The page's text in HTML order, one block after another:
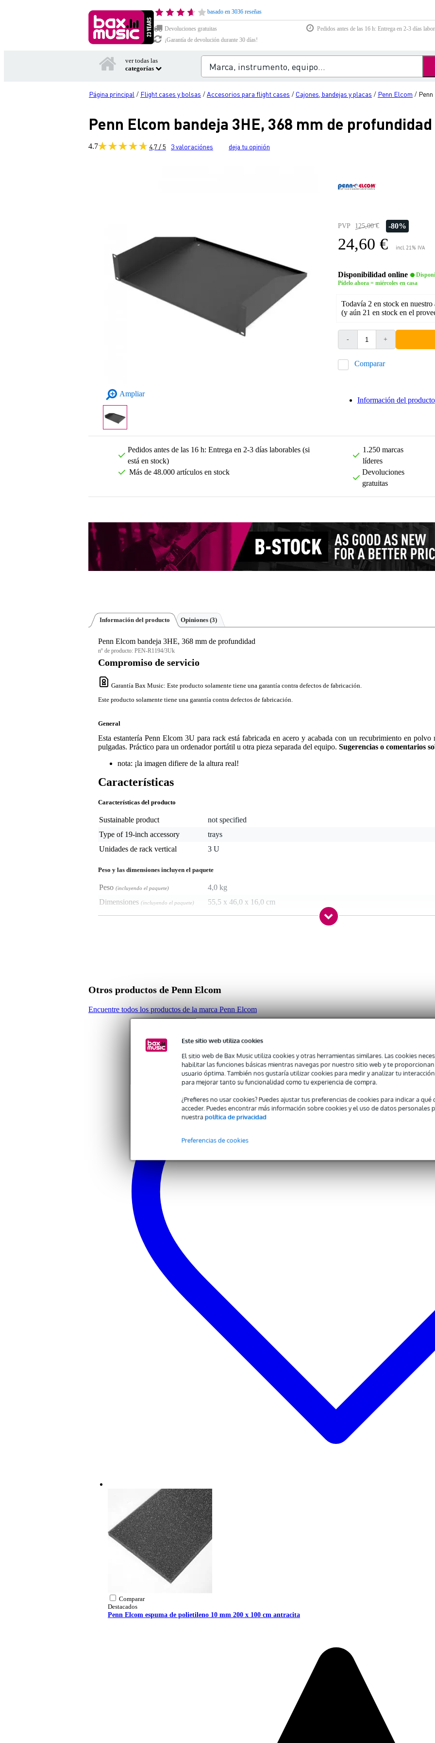
Este sitio web utiliza cookies
El sitio web de Bax Music utiliza cookies y otras herramientas similares. Las cookies
habilitar las funciones básicas mientras navegas por nuestro sitio web y te
usuario óptima. También nos gustaría utilizar cookies para medir y analizar tu
para mejorar tanto su funcionalidad como tu experiencia de compra.
¿Prefieres no usar cookies? Puedes ajustar tus preferencias de cookies para indicar a
acceder. Puedes encontrar más información sobre cookies y el uso de datos personales
nuestra política de privacidad
Preferencias de cookies
basado en 3036 reseñas
Devoluciones gratuitas
Pedidos antes de las 16 h: Entrega en 2-3 días
¡Garantía de devolución durante 30 días!
ver todas las
categorías
Página principal / Flight cases y bolsas /Accesorios para flight cases / Cajones, bandejas y placas / Penn Elcom /
Penn Elcom bandeja 3HE, 368 mm de profundidad
4.7 4,7 / 5 3valoraciónes deja tu opinión
Ampliar
PVP 125,00 € -80%
24,60 € incl. 21% IVA
Disponibilidad online
Pídelo ahora = miércoles en casa
Todavía 2 en stock en nuestro
(y aún 21 en stock en el
- +
Comparar
Información del producto
Pedidos antes de las 16 h: Entrega en 2-3 días laborables (si
está en stock)
Más de 48.000 artículos en stock
1.250 marcas
líderes
Devoluciones
gratuitas
Información del producto Opiniones (3)
Penn Elcom bandeja 3HE, 368 mm de profundidad
nº de producto: PEN-R1194/3Uk
Compromiso de servicio
Garantía Bax Music: Este producto solamente tiene una garantía contra defectos de fabricación.
Este producto solamente tiene una garantía contra defectos de fabricación.
General
Esta estantería Penn Elcom 3U para rack está fabricada en acero y acabada con un recubrimiento en
pulgadas. Práctico para un ordenador portátil u otra pieza separada del equipo. Sugerencias o comentarios
nota: ¡la imagen difiere de la altura real!
Características
Características del producto
Sustainable product
not specified
Type of 19-inch accessory
trays
Unidades de rack vertical
3 U
Peso y las dimensiones incluyen el paquete
Peso (incluyendo el paquete)
4,0 kg
Dimensiones (incluyendo el paquete) 55,5 x 46,0 x 16,0 cm
Otros productos de Penn Elcom
Encuentre todos los productos de la marca Penn Elcom
Comparar
Destacados
Penn Elcom espuma de polietileno 10 mm 200 x 100 cm antracita